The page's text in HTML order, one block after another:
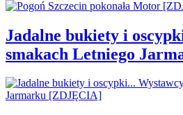
Jadalne bukiety i
smakach Letniego